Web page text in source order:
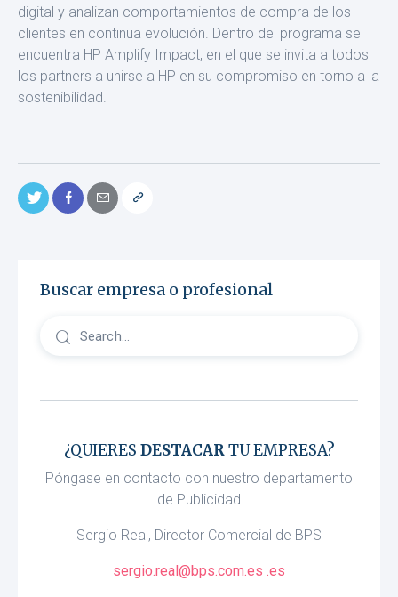
digital y analizan comportamientos de compra de los
clientes en continua evolución. Dentro del programa se
encuentra HP Amplify Impact, en el que se invita a todos
los partners a unirse a HP en su compromiso en torno a la
sostenibilidad.
Buscar empresa o profesional
¿QUIERES DESTACARTU EMPRESA?
Póngase en contacto con nuestro departamento
de Publicidad
Sergio Real, Director Comercial de BPS
sergio.real@bps.com.es .es